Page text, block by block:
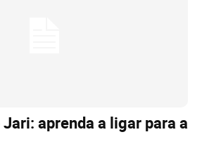
Jari: aprenda a ligar para a